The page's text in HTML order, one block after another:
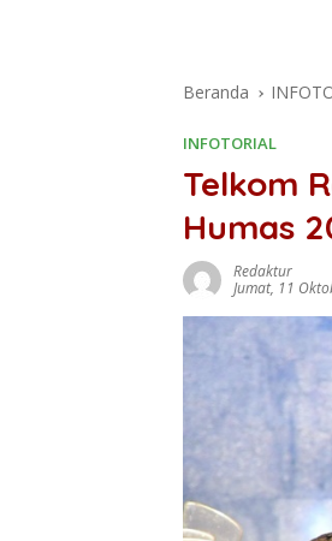
Beranda
INFOTORIAL
Telkom
Humas
Redaktur
Jumat, 11